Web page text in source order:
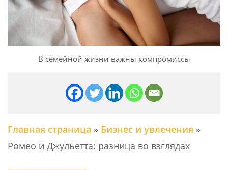
В семейной жизни важны компромиссы
Главная страница » Бизнес и увлечения »
Ромео и Джульетта: разница во взглядах